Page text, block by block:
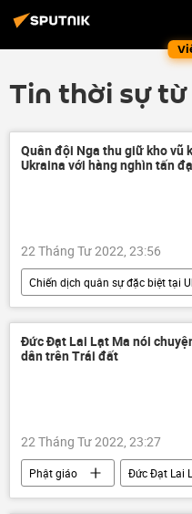
Tin thời sự từ
Quân đội Nga thu giữ kho vũ
Ukraina với hàng nghìn tấn
22 Tháng Tư 2022, 23:56
Chiến dịch quân sự đặc biệt tại
DNR
LNR
Cuộc khủng hoảng ở Ukraina
Vladimir Zelensky
Đức Đạt Lai Lạt Ma nói
dân trên Trái đất
22 Tháng Tư 2022, 23:27
Phật giáo
Đức Đạt Lai
Thế giới